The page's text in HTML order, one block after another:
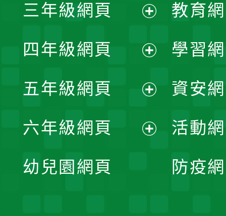
選
單
開
選
單
三年級網頁
開
選
單
四年級網頁
開
選
五年級網頁
開
六年級網頁
幼兒園網頁
教育
學習
資安
活動
防疫